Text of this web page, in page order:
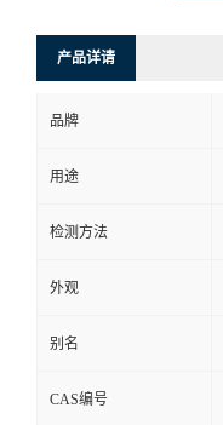
产品详请
品牌
用途
检测方法
外观
别名
CAS编号